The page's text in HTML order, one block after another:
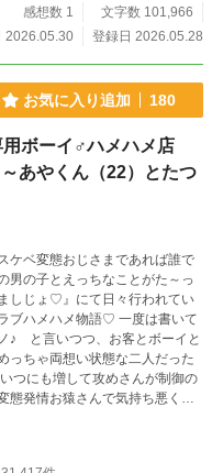
感想数 1
文字数 101,966
2026.05.30
登録日 2026.05.28
お気に入り追加 180
用ボーイ♂ハメハメ店
あやくん（22）とたつ
ケベ変態おじさまであれば誰で
男の子とえっちなことがた～っ
しじょ♡』にて日々行われてい
メ物語♡ 一度は書いて
♪ と言いつつ、お客とボーイと
っちゃ両想い状態な二人だった
つにも増して攻めさんが制御の
態発情お猿さんで気持ち悪くな
受けくんがビッチではないけど